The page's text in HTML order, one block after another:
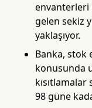
envanterleri
gelen sekiz
yaklaşıyor.
Banka, stok
konusunda
98 güne